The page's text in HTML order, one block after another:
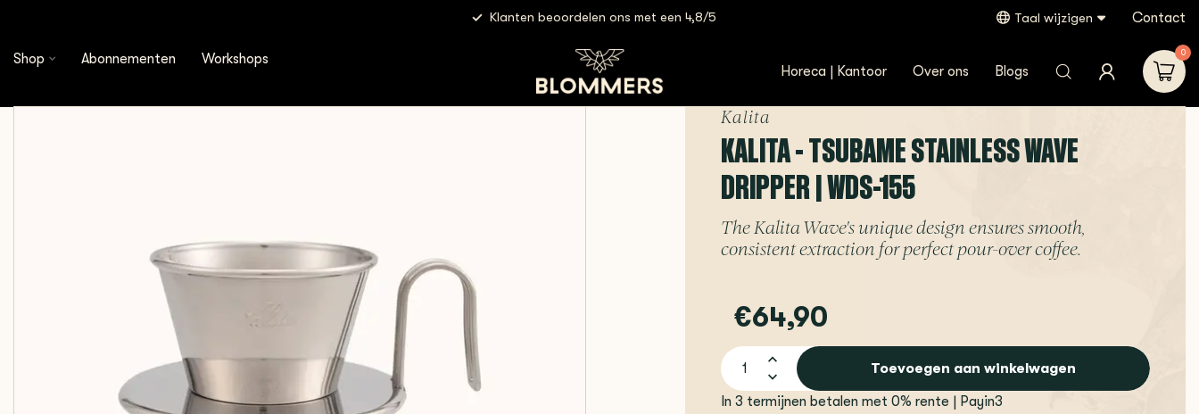
Klanten beoordelen ons met een 4,8/5 Taal wijzigen Contact
Shop Abonnementen Workshops
Horeca | Kantoor Over ons Blogs
0
Kalita - Tsubame Stainless Wave Dripper | WDS-155
Kalita
KALITA - TSUBAME STAINLESS WAVE
DRIPPER | WDS-155
The Kalita Wave's unique design ensures smooth,
consistent extraction for perfect pour-over coffee.
€64,90
Toevoegen aan winkelwagen
In 3 termijnen betalen met 0% rente | Payin3